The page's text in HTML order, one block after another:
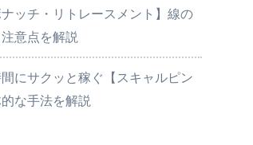
ナッチ・リトレースメント】線の
意点を解説
にサクッと稼ぐ【スキャルピン
な手法を解説